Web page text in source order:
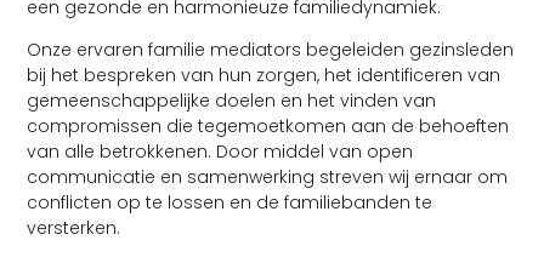
een gezonde en harmonieuze familiedynamiek.
Onze ervaren familie mediators begeleiden gezinsleden
bij het bespreken van hun zorgen, het identificeren van
gemeenschappelijke doelen en het vinden van
compromissen die tegemoetkomen aan de behoeften
van alle betrokkenen. Door middel van open
communicatie en samenwerking streven wij ernaar om
conflicten op te lossen en de familiebanden te
versterken.